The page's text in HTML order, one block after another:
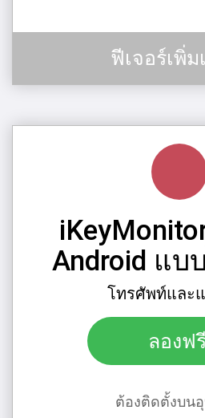
ฟีเจอร์เพิ่ม
Android แบ
โทรศัพท์และ
ลองฟ
ต้องติดตั้งบน